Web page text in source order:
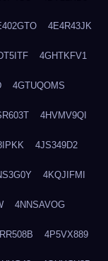
4E4R43JK
4GHTKFV1
4GTUQOMS
4HVMV9QI
4JS349D2
4KQJIFMI
4NNSAVOG
4P5VX889